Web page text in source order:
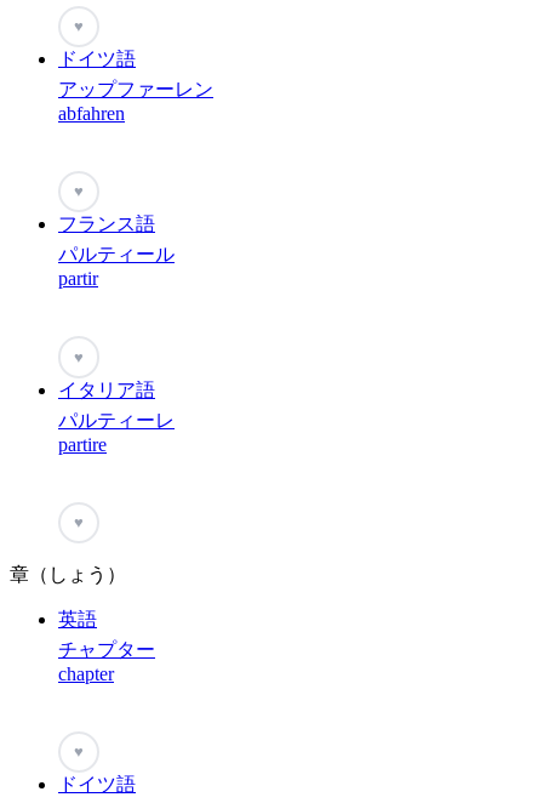
♥
ドイツ語
アップファーレン
abfahren
♥
フランス語
パルティール
partir
♥
イタリア語
パルティーレ
partire
♥
章（しょう）
英語
チャプター
chapter
♥
ドイツ語